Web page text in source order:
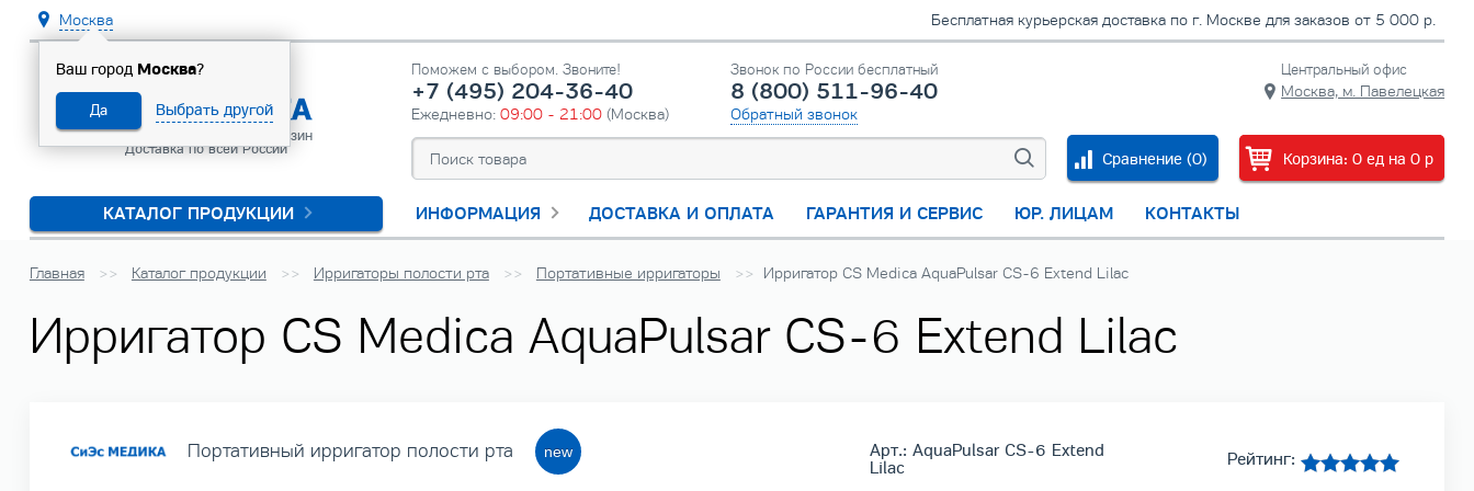
Москва
Ваш город Москва?
Да Выбрать другой
Бесплатная курьерская доставка по г. Москве для заказов от 5 000 р.
Официальный интернет-магазин
Доставка по всей России
Центральный офис
Москва, м. Павелецкая
Поможем с выбором. Звоните!
+7 (495) 204-36-40
Ежедневно:09:00 - 21:00 (Москва)
Звонок по России бесплатный
8 (800) 511-96-40
Обратный звонок
Корзина: 0 ед на 0 p
Сравнение (0)
КАТАЛОГ ПРОДУКЦИИ ИНФОРМАЦИЯ ДОСТАВКА И ОПЛАТА ГАРАНТИЯ И СЕРВИС ЮР. ЛИЦАМ КОНТАКТЫ
Главная Каталог продукции Ирригаторы полости рта Портативные ирригаторы Ирригатор CS Medica AquaPulsar CS-6 Extend Lilac
Ирригатор CS Medica AquaPulsar CS-6 Extend Lilac
Портативный ирригатор полости рта
Арт.: AquaPulsar CS-6 Extend
Lilac
Рейтинг: